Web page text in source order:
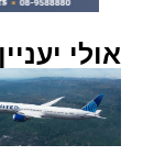
אולי